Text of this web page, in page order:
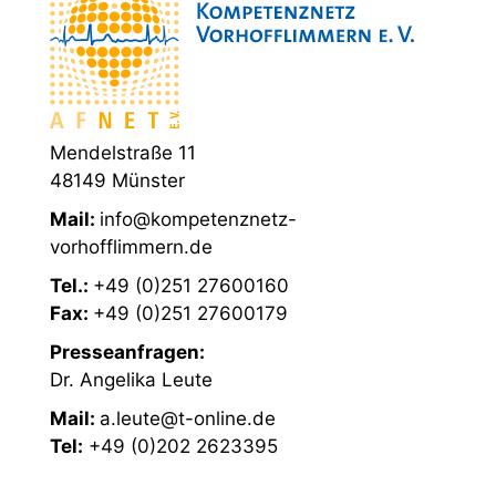
Mendelstraße 11
48149 Münster
Mail: info@kompetenznetz-
vorhofflimmern.de
Tel.: +49 (0)251 27600160
Fax: +49 (0)251 27600179
Presseanfragen:
Dr. Angelika Leute
Mail: a.leute@t-online.de
Tel: +49 (0)202 2623395